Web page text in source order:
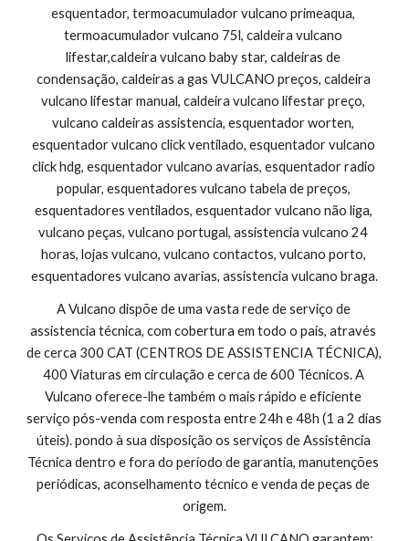
esquentador, termoacumulador vulcano primeaqua,
termoacumulador vulcano 75l, caldeira vulcano
lifestar,caldeira vulcano baby star, caldeiras de
condensação, caldeiras a gas VULCANO preços, caldeira
vulcano lifestar manual, caldeira vulcano lifestar preço,
vulcano caldeiras assistencia, esquentador worten,
esquentador vulcano click ventilado, esquentador vulcano
click hdg, esquentador vulcano avarias, esquentador radio
popular, esquentadores vulcano tabela de preços,
esquentadores ventilados, esquentador vulcano não liga,
vulcano peças, vulcano portugal, assistencia vulcano 24
horas, lojas vulcano, vulcano contactos, vulcano porto,
esquentadores vulcano avarias, assistencia vulcano braga.
A Vulcano dispõe de uma vasta rede de serviço de
assistencia técnica, com cobertura em todo o país, através
de cerca 300 CAT (CENTROS DE ASSISTENCIA TÉCNICA),
400 Viaturas em circulação e cerca de 600 Técnicos. A
Vulcano oferece-lhe também o mais rápido e eficiente
serviço pós-venda com resposta entre 24h e 48h (1 a 2 dias
úteis). pondo à sua disposição os serviços de Assistência
Técnica dentro e fora do período de garantia, manutenções
periódicas, aconselhamento técnico e venda de peças de
origem.